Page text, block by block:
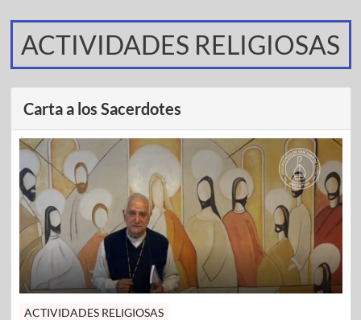
ACTIVIDADES RELIGIOSAS
Carta a los Sacerdotes
ACTIVIDADES RELIGIOSAS